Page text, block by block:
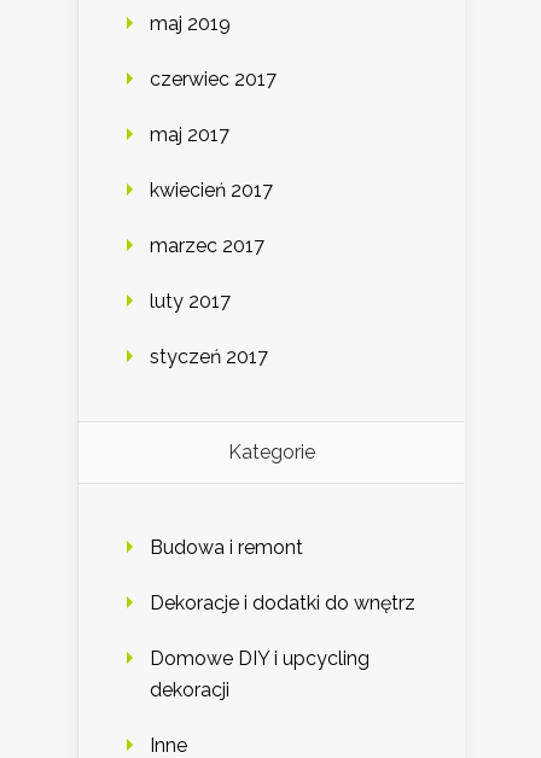
maj 2019
czerwiec 2017
maj 2017
kwiecień 2017
marzec 2017
luty 2017
styczeń 2017
Kategorie
Budowa i remont
Dekoracje i dodatki do wnętrz
Domowe DIY i upcycling
dekoracji
Inne